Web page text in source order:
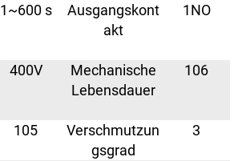
1~600 s
Ausgangskont
akt
1NO
400V
Mechanische
Lebensdauer
106
105
Verschmutzun
gsgrad
3